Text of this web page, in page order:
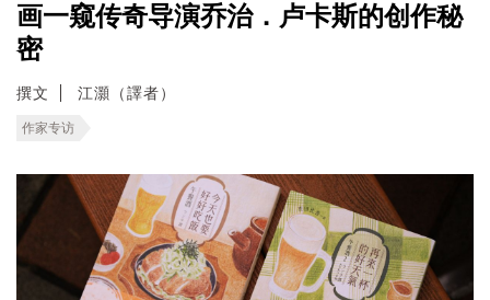
画一窥传奇导演乔治．卢卡斯的创作秘
密
撰文 江灝（譯者）
作家专访